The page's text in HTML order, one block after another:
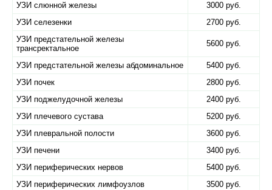
УЗИ слюнной железы
3000 руб.
УЗИ селезенки
2700 руб.
УЗИ предстательной железы
трансректальное
5600 руб.
УЗИ предстательной железы абдоминальное
5400 руб.
УЗИ почек
2800 руб.
УЗИ поджелудочной железы
2400 руб.
УЗИ плечевого сустава
5200 руб.
УЗИ плевральной полости
3600 руб.
УЗИ печени
3400 руб.
УЗИ периферических нервов
5400 руб.
УЗИ периферических лимфоузлов
3500 руб.